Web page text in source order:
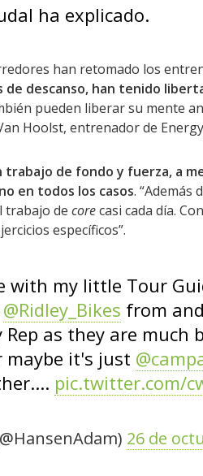
ha explicado.
han retomado los
descanso, han tenido
pueden liberar su mente
Hoolst, entrenador de
trabajo de fondo y fuerza, a
en todos los casos. “Además
trabajo de corecasi cada día.
específicos”.
with my little Tour
@Ridley_Bikes from
as they are much
it's just
pic.twitter.com/
26 de